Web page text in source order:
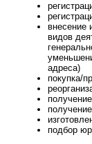
внесение
видов
адреса)
покупка/
подбор